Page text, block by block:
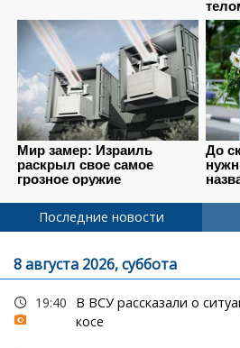
Последние новости
8 августа 2026, суббота
19:40
В ВСУ рассказали о
косе